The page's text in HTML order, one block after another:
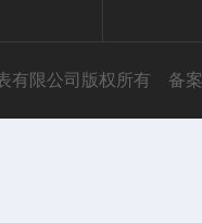
有限公司版权所有 备